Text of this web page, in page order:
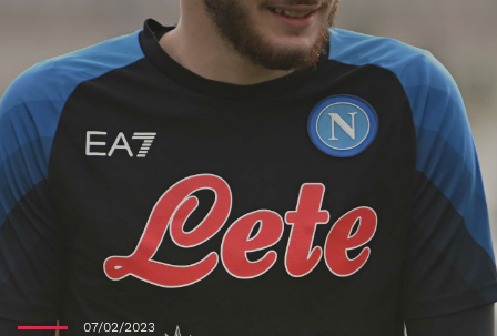
07/02/2023